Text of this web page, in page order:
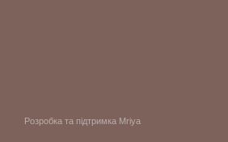
Розробка та підтримка Mriya